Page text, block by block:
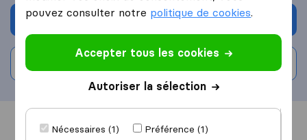
Demander un devis
Rédiger un avis
Vue d'ensemble Avis
pouvez consulter notre politique de cookies.
Accepter tous les cookies
Autoriser la sélection
Nécessaires (1)
Préférence (1)